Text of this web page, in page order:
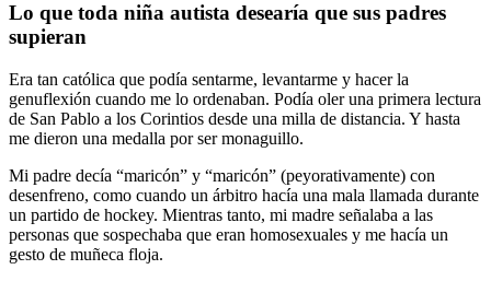
Lo que toda niña autista desearía que sus padres
supieran
Era tan católica que podía sentarme, levantarme y hacer la
genuflexión cuando me lo ordenaban. Podía oler una primera lectura
de San Pablo a los Corintios desde una milla de distancia. Y hasta
me dieron una medalla por ser monaguillo.
Mi padre decía “maricón” y “maricón” (peyorativamente) con
desenfreno, como cuando un árbitro hacía una mala llamada durante
un partido de hockey. Mientras tanto, mi madre señalaba a las
personas que sospechaba que eran homosexuales y me hacía un
gesto de muñeca floja.